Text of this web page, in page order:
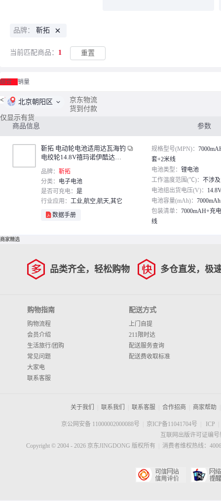
品牌： 靳拓
当前匹配商品： 1 重置
综合 销量
<1 /1> 北京朝阳区
京东物流
货到付款
仅显示有货
商品信息
参数
靳拓 电动轮电池适用达瓦海钓
电绞轮14.8V禧玛诺伊酷达锂
2米线
品牌： 靳拓
分类： 电子电池
是否可充电： 是
行业应用： 工业,航空,航天,其它
数据手册
规格型号(MPN)：
套+2米线
电池类型： 锂电池
工作温度范围(℃)： 不涉及
电池组出货电压(V)：
电池容量(mAh)： 7000mAh
包装清单： 7000mAH+充
线
商家精选
品类齐全，轻松购物 多仓直发，极
购物指南
购物流程
会员介绍
生活旅行/团购
常见问题
大家电
联系客服
配送方式
上门自提
211限时达
配送服务查询
配送费收取标准
关于我们 联系我们 联系客服 合作招商 商家帮助
京公网安备 11000002000088号 京ICP备11041704号 ICP
互联网出版许可证编
Copyright © 2004 - 2026京东JINGDONG 版权所有 消费者维权热线：